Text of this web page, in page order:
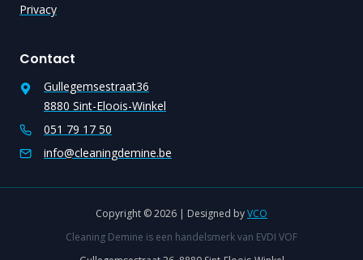
Privacy
Contact
Gullegemsestraat36
8880 Sint-Eloois-Winkel
051 79 17 50
info@cleaningdemine.be
Copyright © 2026 | Designed byVCO
Cleaning Demine is een handelsmerk van EVDI VOF